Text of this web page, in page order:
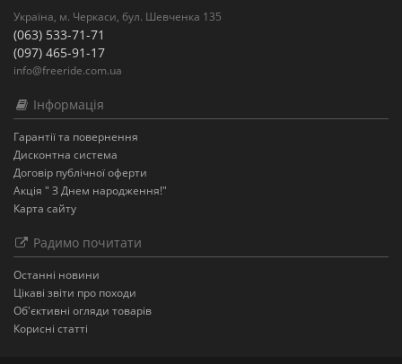
Україна, м. Черкаси, бул. Шевченка 135
(063) 533-71-71
(097) 465-91-17
info@freeride.com.ua
Інформація
Гарантії та повернення
Дисконтна система
Договір публічної оферти
Акція " З Днем народження!"
Карта сайту
Радимо почитати
Останнi новини
Цікаві звіти про походи
Об'єктивні огляди товарів
Корисні статті